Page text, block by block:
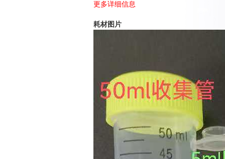
更多详细信息
耗材图片